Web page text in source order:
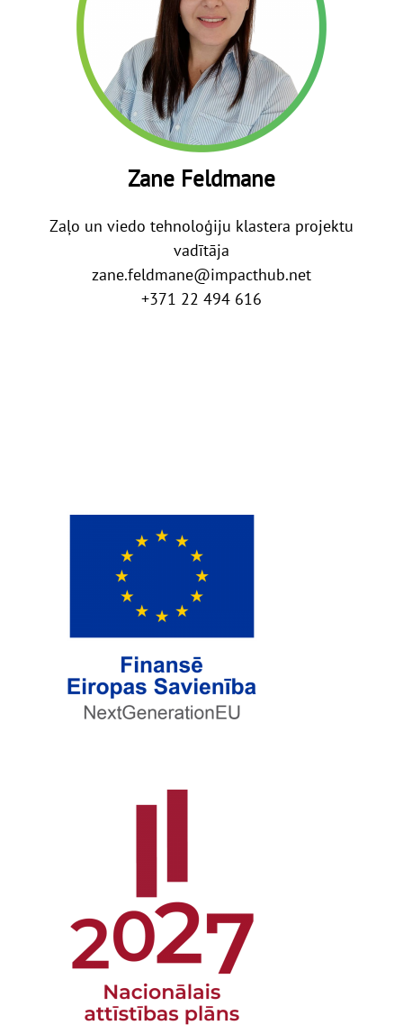
Zane Feldmane
Zaļo un viedo tehnoloģiju klastera projektu
vadītāja
zane.feldmane@impacthub.net
+371 22 494 616